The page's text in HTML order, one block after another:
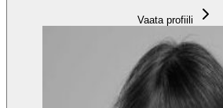
Vaata profiili